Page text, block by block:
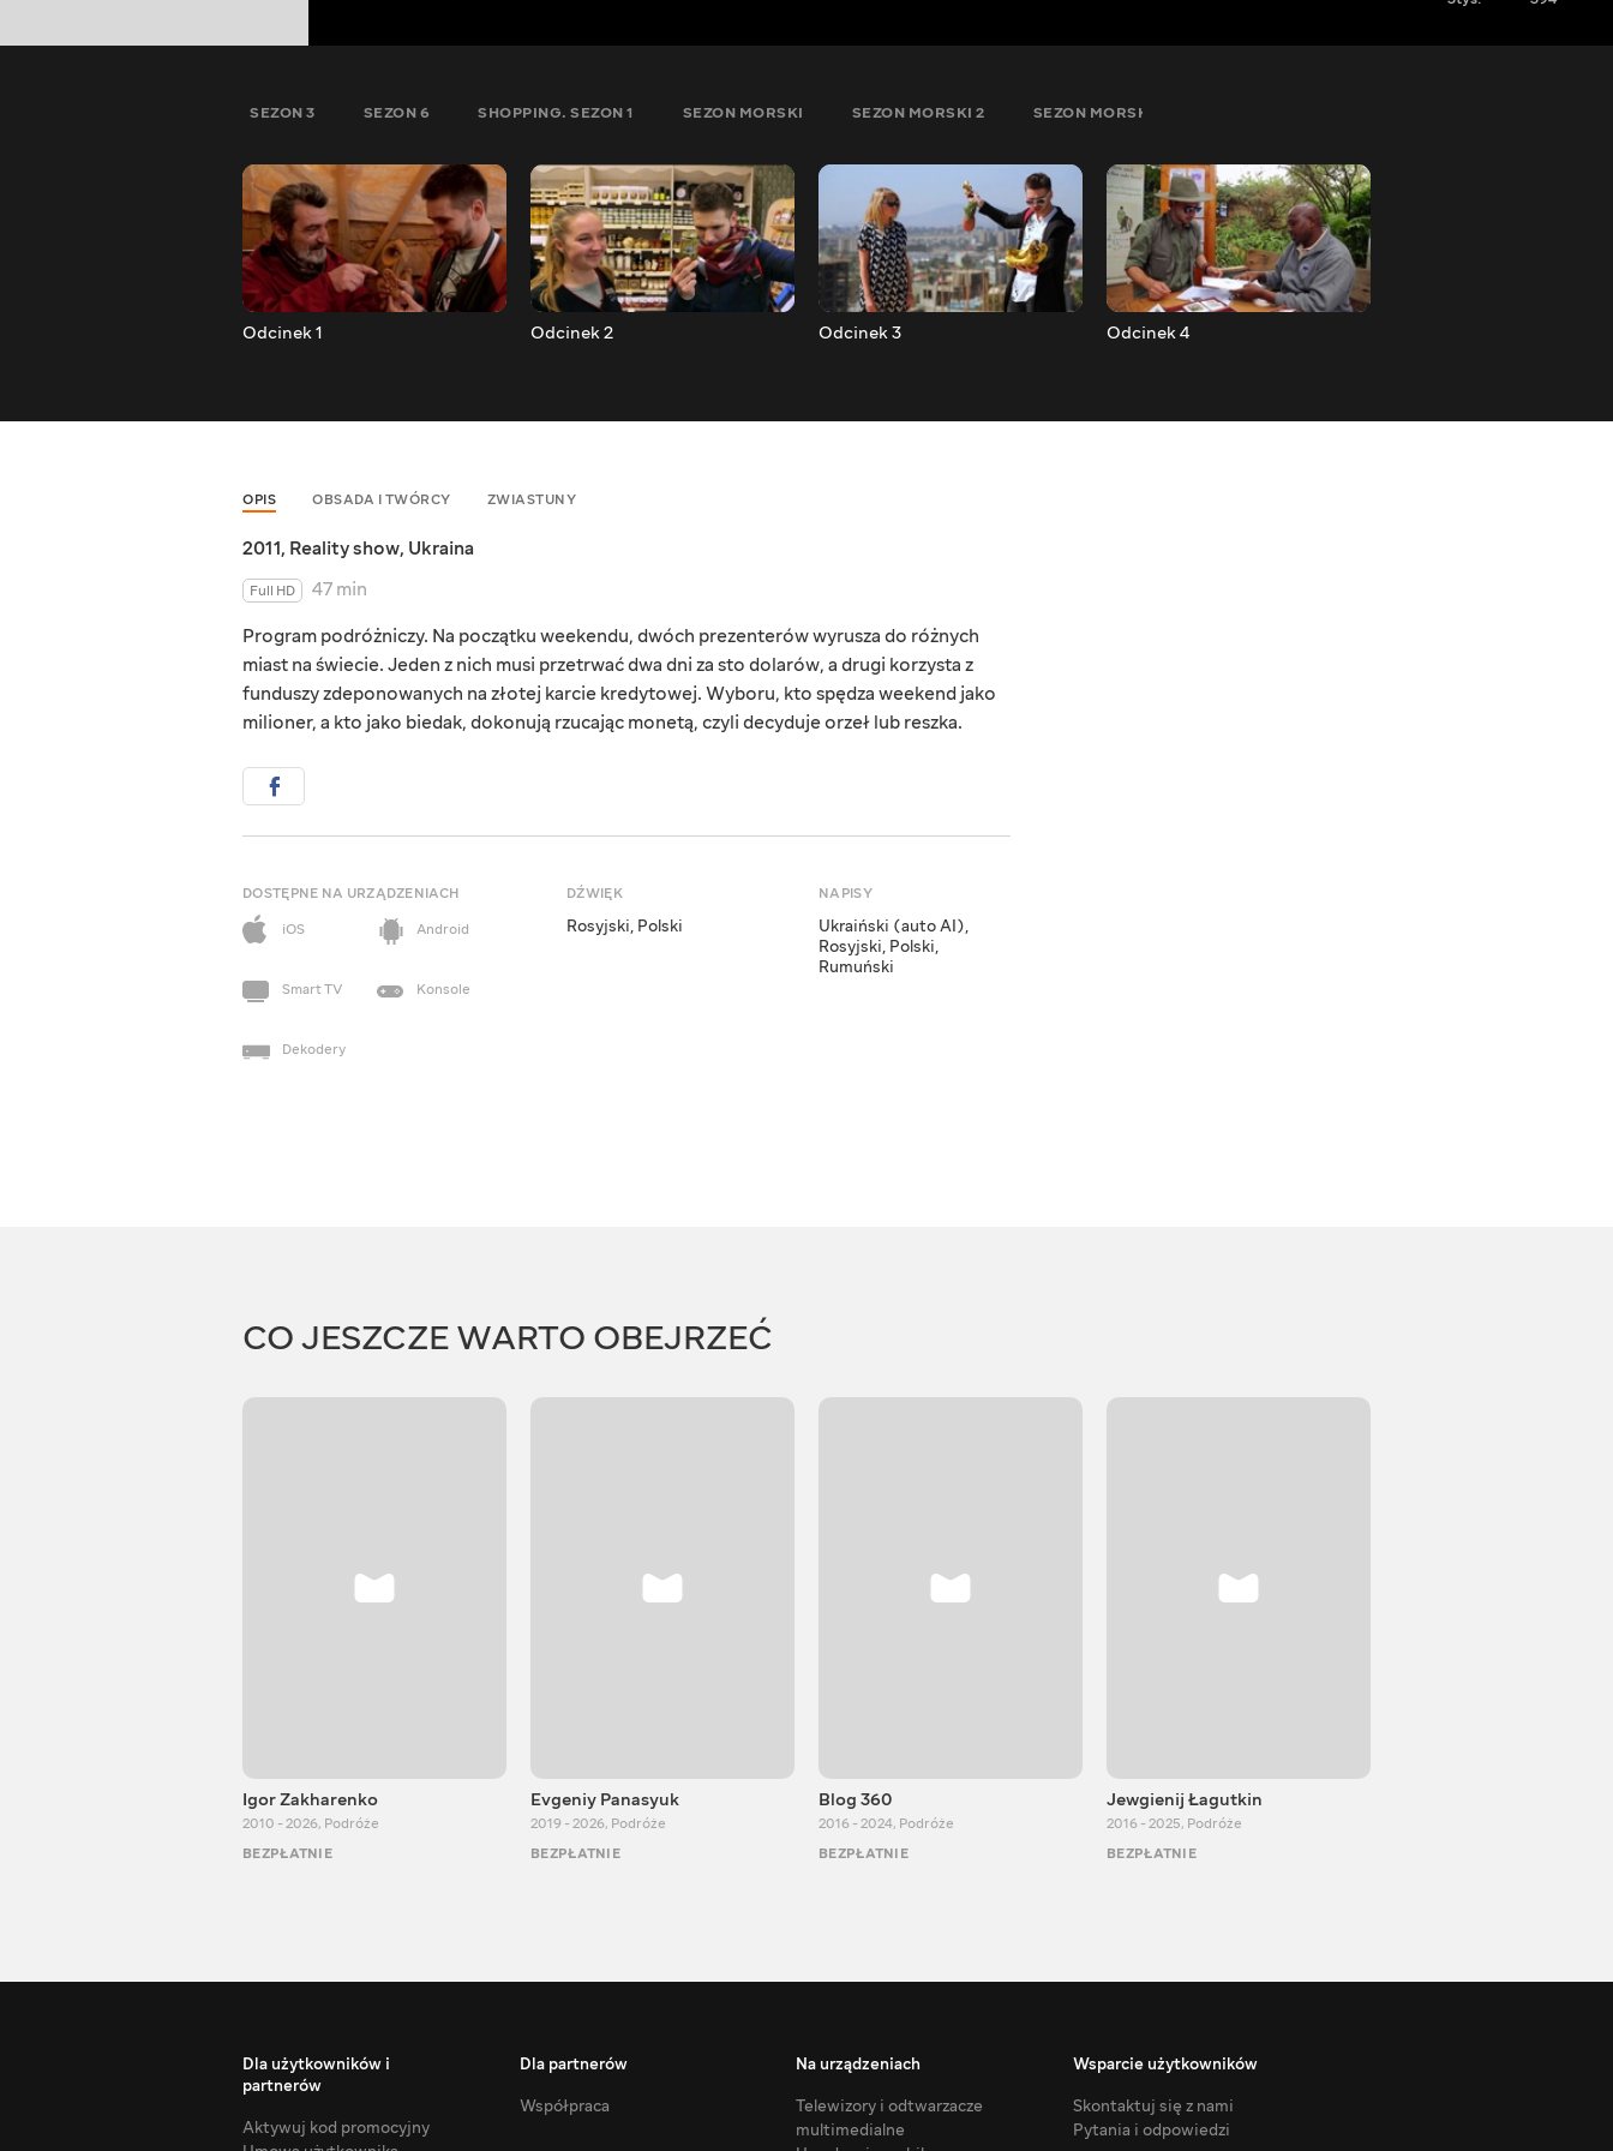
SEZON 3 SEZON 6 SHOPPING. SEZON 1 SEZON MORSKI SEZON MORSKI 2 SEZON MORSKI 3
Odcinek 1 Odcinek 2 Odcinek 3 Odcinek 4
OPIS OBSADA I TWÓRCY ZWIASTUNY
2011, Reality show, Ukraina
Full HD
47 min
Program podróżniczy. Na początku weekendu, dwóch prezenterów wyrusza do różnych
miast na świecie. Jeden z nich musi przetrwać dwa dni za sto dolarów, a drugi korzysta z
funduszy zdeponowanych na złotej karcie kredytowej. Wyboru, kto spędza weekend jako
milioner, a kto jako biedak, dokonują rzucając monetą, czyli decyduje orzeł lub reszka.
DOSTĘPNE NA URZĄDZENIACH
iOS
Android
Smart TV Konsole
Dekodery
DŹWIĘK
Rosyjski, Polski
NAPISY
Ukraiński (auto AI),
Rosyjski, Polski,
Rumuński
CO JESZCZE WARTO OBEJRZEĆ
Igor Zakharenko
2010 - 2026, Podróże
BEZPŁATNIE
Evgeniy Panasyuk
2019 - 2026, Podróże
BEZPŁATNIE
Blog 360
2016 - 2024, Podróże
BEZPŁATNIE
Jewgienij Łagutkin
2016 - 2025, Podróże
BEZPŁATNIE
Dla użytkowników i
partnerów
Aktywuj kod promocyjny
Dla partnerów
Współpraca
Na urządzeniach
Telewizory i odtwarzacze
multimedialne
Wsparcie użytkowników
Skontaktuj się z nami
Pytania i odpowiedzi